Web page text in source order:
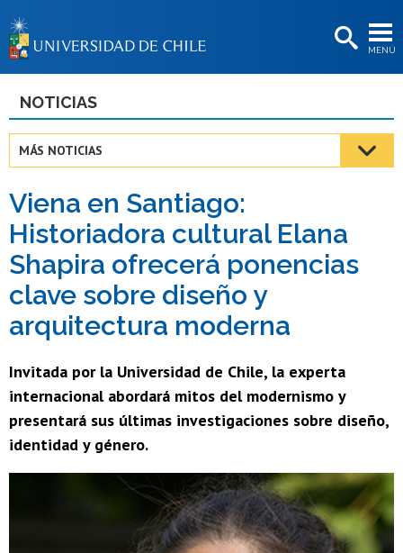
MENÚ
BIBLIOTECAS
Estudiantes
Académicas/os
Funcionarias/os
Egresadas/os
NOTICIAS
MÁS NOTICIAS
Viena en Santiago:
Historiadora cultural Elana
Shapira ofrecerá ponencias
clave sobre diseño y
arquitectura moderna
Invitada por la Universidad de Chile, la experta
internacional abordará mitos del modernismo y
presentará sus últimas investigaciones sobre diseño,
identidad y género.